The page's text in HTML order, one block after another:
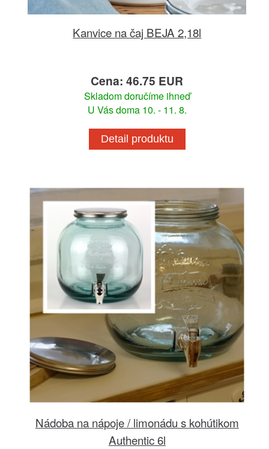
Kanvice na čaj BEJA 2,18l
Cena: 46.75 EUR
Skladom doručíme ihneď
U Vás doma 10. - 11. 8.
Detail produktu
Nádoba na nápoje / limonádu s kohútikom
Authentic 6l